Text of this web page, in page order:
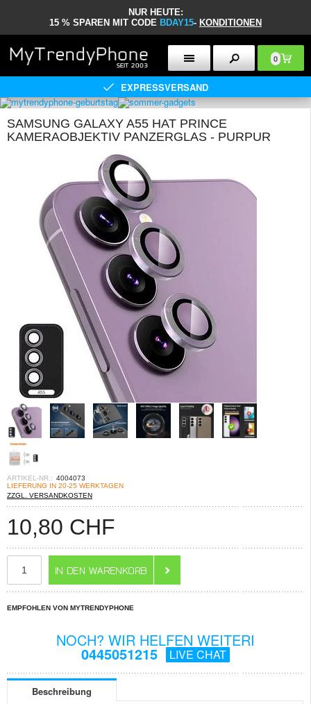
NUR HEUTE:
15 % SPAREN MIT CODE BDAY15- KONDITIONEN
0
EXPRESSVERSAND
SAMSUNG GALAXY A55 HAT PRINCE
KAMERAOBJEKTIV PANZERGLAS - PURPUR
ARTIKEL-NR.: 4004073
LIEFERUNG IN 20-25 WERKTAGEN
ZZGL. VERSANDKOSTEN
10,80 CHF
EMPFOHLEN VON MYTRENDYPHONE
NOCH? WIR HELFEN WEITERI
0445051215 LIVE CHAT
Beschreibung